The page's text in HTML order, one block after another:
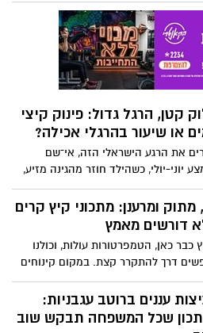
קיץ עסיסיים, עגבניות שרי צבעוניות,
טרייה ועשבי תיבול רעננים. התוצאה
מרעננת, חגיגית ומלאת צבע,
במיוחד לערב רומנטי של קיץ
אלכוהולי, צבעוני ומרענן, המבוסס על
מיץתפוזים סחוט 100% טבעי של פרימור, ללא
סוכר וללא חומריםמשמרים.השילוב
העשיר והטבעי של מיץ התפוזים
המתיקות-חמיצות של הפסיפלורה, יחד
ומלא בטעמים, שמתאים למפגש
לארוחת ערב במרפסת או לבילוי
קטן, הרגל גדול: פינוק קיצי
או שיעור בהרגלי אכילה?
את הרגע הישראלי הזה, אי־שם
יוני-יולי, כשהילד חוזר מהגינה מזיע,
למקפיא, והנה ידו הקטנה שולפת שלוק
לכאורה, מה כבר קרה? זה הרי “רק
עם טעם”. לא שוקולד, לא עוגה ולא
כבד. משהו קטן, קר ותמים כמעט.
מתוק ומרענן: מתכוני קיץ קרים
דורשים מאמץ
כבר כאן, הטמפרטורות עולות, וכולנו
דרך להתקרר קצת. במקום קינוחים
או משקאות שדורשים יותר מדי
אפשר להכין בבית מתכונים קרים
לאירוח, להפסקה מתוקה באמצע
או לסיום מרענן של ארוחה קיצית
עננים ברוטב עגבניות:
שכל המשפחה תבקש שוב